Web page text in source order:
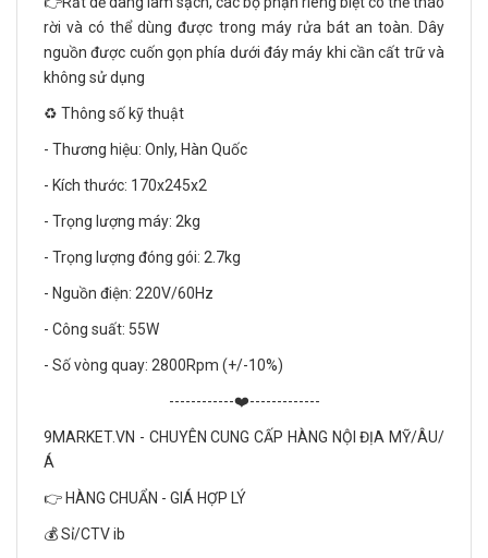
rời và có thể dùng được trong máy rửa bát an toàn. Dây
nguồn được cuốn gọn phía dưới đáy máy khi cần cất trữ và
không sử dụng
♻️ Thông số kỹ thuật
- Thương hiệu: Only, Hàn Quốc
- Kích thước: 170x245x2
- Trọng lượng máy: 2kg
- Trọng lượng đóng gói: 2.7kg
- Nguồn điện: 220V/60Hz
- Công suất: 55W
- Số vòng quay: 2800Rpm (+/-10%)
------------❤️-------------
9MARKET.VN - CHUYÊN CUNG CẤP HÀNG NỘI ĐỊA MỸ/ÂU/
Á
👉 HÀNG CHUẨN - GIÁ HỢP LÝ
💰 Sỉ/CTV ib